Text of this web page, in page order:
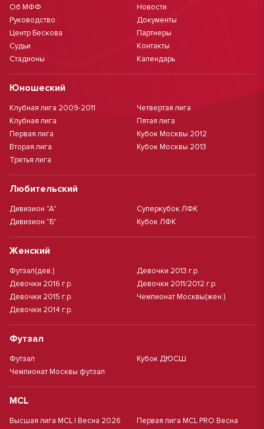
Об МФФ
Руководство
Центр Бескова
Судьи
Стадионы
Новости
Документы
Партнеры
Контакты
Календарь
Юношеский
Клубная лига 2009-2011
Клубная лига
Первая лига
Вторая лига
Третья лига
Четвертая лига
Пятая лига
Кубок Москвы 2012
Кубок Москвы 2013
Любительский
Дивизион "А"
Дивизион "Б"
Суперкубок ЛФК
Кубок ЛФК
Женский
Футзал(дев.)
Девочки 2016 г.р.
Девочки 2015 г.р.
Девочки 2014 г.р.
Девочки 2013 г.р.
Девочки 2011/2012 г.р.
Чемпионат Москвы(жен.)
Футзал
Футзал
Чемпионат Москвы футзал
Кубок ДЮСШ
MCL
Высшая лига MCL | Весна 2026 Первая лига MCL PRO Весна